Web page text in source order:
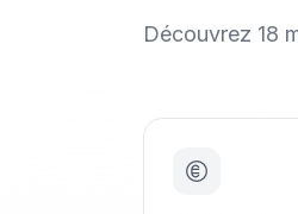
Découvrez 18